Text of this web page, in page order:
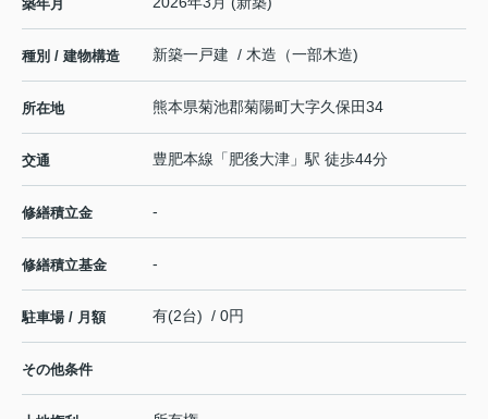
築年月
種別 / 建物構造 新築一戸建 / 木造（一部木造)
所在地 熊本県菊池郡菊陽町大字久保田34
交通 豊肥本線 「 肥後大津 」駅 徒歩44分
修繕積立金 -
修繕積立基金 -
駐車場 / 月額 有(2台) / 0円
その他条件